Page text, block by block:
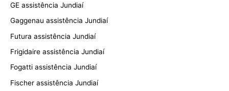
GE assistência Jundiaí
Gaggenau assistência Jundiaí
Futura assistência Jundiaí
Frigidaire assistência Jundiaí
Fogatti assistência Jundiaí
Fischer assistência Jundiaí